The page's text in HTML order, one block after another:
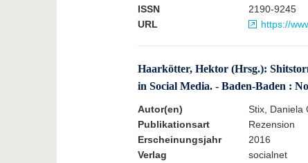
ISSN
2190-9245
URL
https://
Haarkötter, Hektor (Hrsg.):
in Social Media. - Baden-Baden :
Autor(en)
Stix, Daniela
Publikationsart
Rezension
Erscheinungsjahr
2016
Verlag
socialnet